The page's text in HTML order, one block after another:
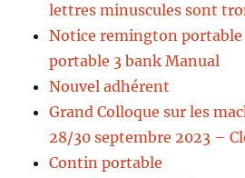
lettres minuscules sont
Notice remington portable
portable 3 bank Manual
Nouvel adhérent
Grand Colloque sur les
28/30 septembre 2023 –
Contin portable